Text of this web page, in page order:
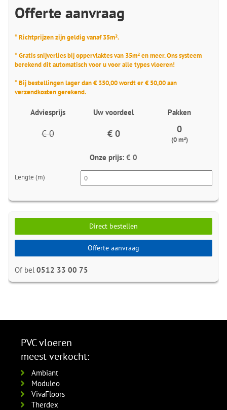
Offerte aanvraag
* Richtprijzen zijn geldig vanaf 35m².
* Gratis snijverlies bij oppervlaktes van 35m² en meer. Ons systeem
berekend dit automatisch voor u voor alle types vloeren!
* Bij bestellingen lager dan € 350,00 wordt er € 50,00 aan
verzendkosten gerekend.
Adviesprijs Uw voordeel Pakken
€ 0 € 0 0
(0 m²)
Onze prijs: € 0
Lengte (m)
Direct bestellen
Offerte aanvraag
Of bel0512 33 00 75
PVC vloeren
meest verkocht:
Ambiant
Moduleo
VivaFloors
Therdex